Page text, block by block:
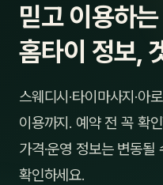
믿고 이용하
홈타이 정보,
스웨디시·타이마사지·아
이용까지. 예약 전 꼭 확
가격·운영 정보는 변동
확인하세요.